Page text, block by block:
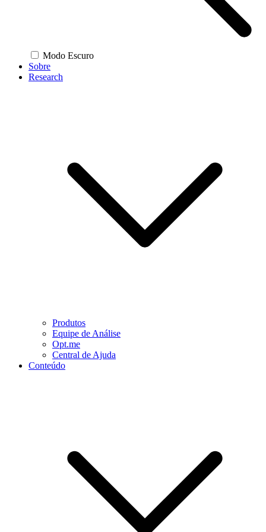
Modo Escuro
Sobre
Research
Produtos
Equipe de Análise
Opt.me
Central de Ajuda
Conteúdo